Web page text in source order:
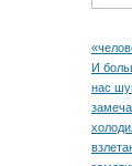
И
нас